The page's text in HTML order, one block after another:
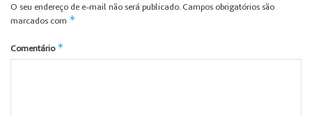
O seu endereço de e-mail não será publicado. Campos obrigatórios são
marcados com *
Comentário *